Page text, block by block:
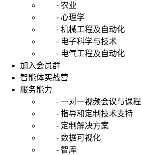
- 农业
- 心理学
- 机械工程及自动化
- 电子科学与技术
- 电气工程及自动化
加入会员群
智能体实战营
服务能力
- 一对一视频会议与课程
- 指导和定制技术支持
- 定制解决方案
- 数据可视化
- 智库